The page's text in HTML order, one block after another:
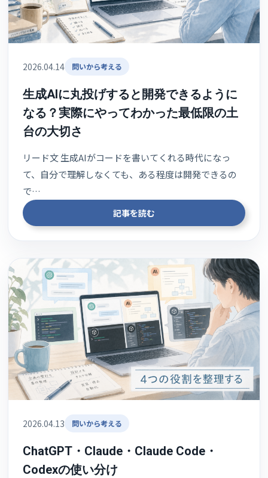
2026.04.14 問いから考える
生成AIに丸投げすると開発できるように
なる？実際にやってわかった最低限の土
台の大切さ
リード文 生成AIがコードを書いてくれる時代になっ
て、自分で理解しなくても、ある程度は開発できるの
で…
記事を読む
2026.04.13 問いから考える
ChatGPT・Claude・Claude Code・
Codexの使い分け